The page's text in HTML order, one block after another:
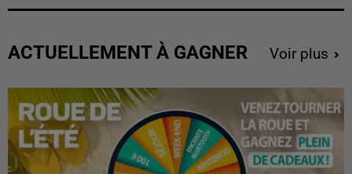
ACTUELLEMENT À GAGNER Voir plus